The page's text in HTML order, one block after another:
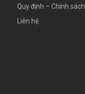
Quy định – Chính sách
Liên hệ